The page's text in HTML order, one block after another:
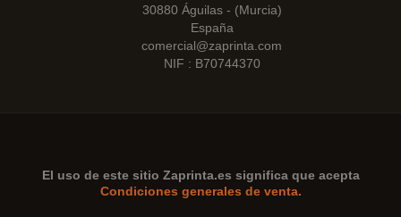
30880 Águilas - (Murcia)
España
comercial@zaprinta.com
NIF : B70744370
El uso de este sitio Zaprinta.es significa que acepta
Condiciones generales de venta.